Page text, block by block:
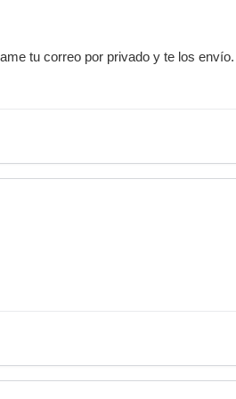
tu correo por privado y te los envío.